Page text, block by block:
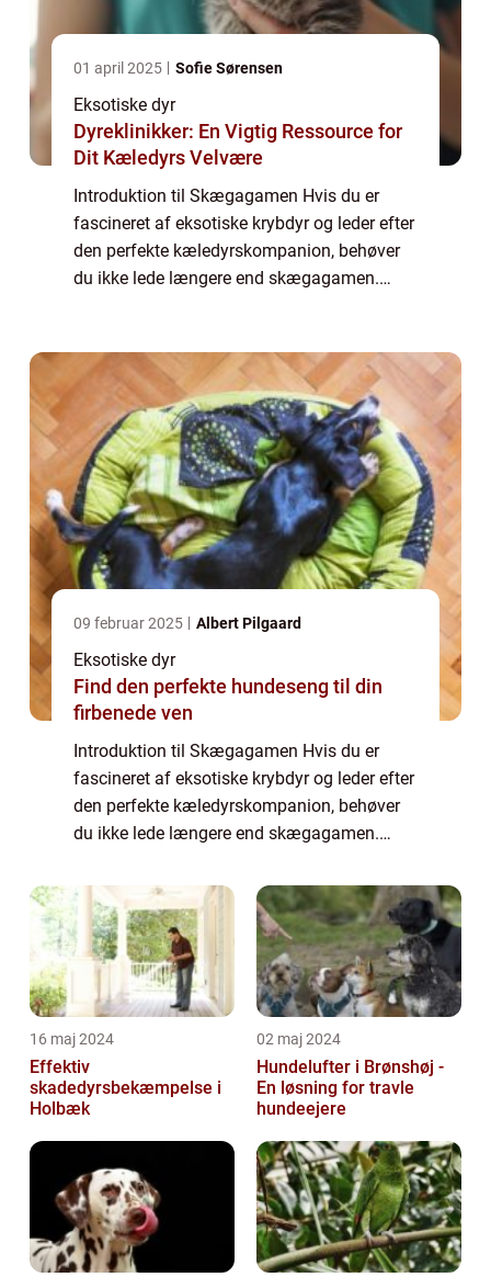
01 april 2025 Sofie Sørensen
Eksotiske dyr
Dyreklinikker: En Vigtig Ressource for
Dit Kæledyrs Velvære
Introduktion til Skægagamen Hvis du er
fascineret af eksotiske krybdyr og leder efter
den perfekte kæledyrskompanion, behøver
du ikke lede længere end skægagamen.
09 februar 2025 Albert Pilgaard
Eksotiske dyr
Find den perfekte hundeseng til din
firbenede ven
Introduktion til Skægagamen Hvis du er
fascineret af eksotiske krybdyr og leder efter
den perfekte kæledyrskompanion, behøver
du ikke lede længere end skægagamen.
yderst populær blandt dyreejere og reptilen...
16 maj 2024
Effektiv
skadedyrsbekæmpelse i
Holbæk
02 maj 2024
Hundelufter i Brønshøj -
En løsning for travle
hundeejere